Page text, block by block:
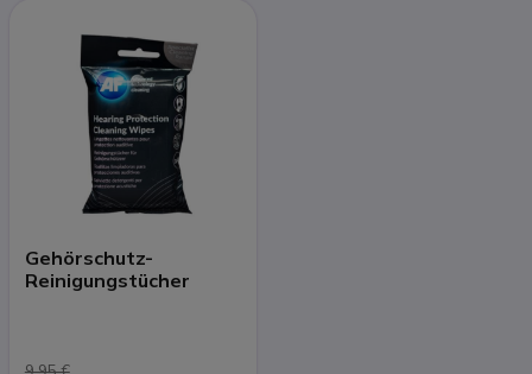
Gehörschutz-
Reinigungstücher
9,95 €